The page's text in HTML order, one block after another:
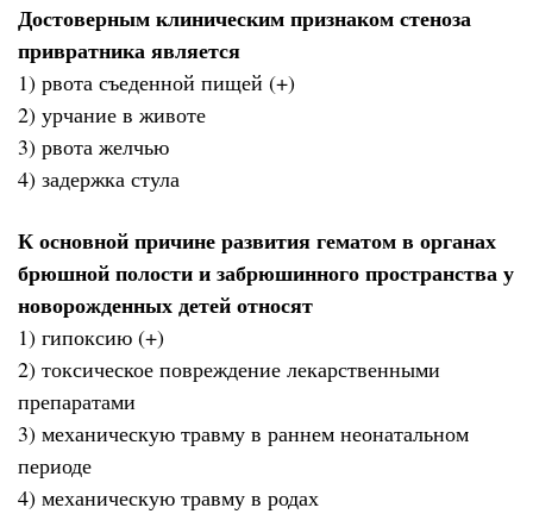
Достоверным клиническим признаком стеноза
привратника является
1) рвота съеденной пищей (+)
2) урчание в животе
3) рвота желчью
4) задержка стула
К основной причине развития гематом в органах
брюшной полости и забрюшинного пространства у
новорожденных детей относят
1) гипоксию (+)
2) токсическое повреждение лекарственными
препаратами
3) механическую травму в раннем неонатальном
периоде
4) механическую травму в родах